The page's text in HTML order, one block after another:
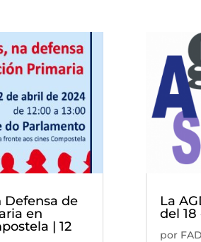
Defensa de
en
| 12
La
del
por